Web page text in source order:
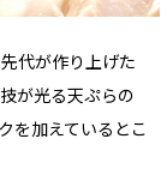
代が作り上げた
が光る天ぷらの
を加えているとこ